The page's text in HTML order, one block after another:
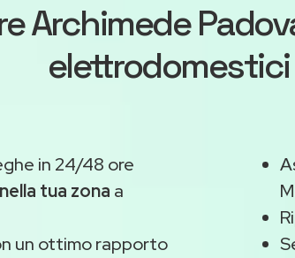
Archimede
in 24/48 ore
nella tua zona a
un ottimo rapporto